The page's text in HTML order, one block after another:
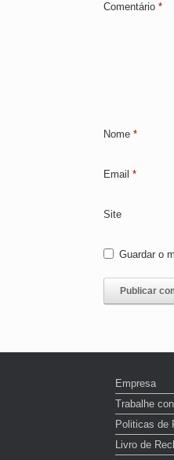
Comentário *
Nome *
Email *
Site
Guardar o
Empresa
Trabalhe
Politicas de
Livro de